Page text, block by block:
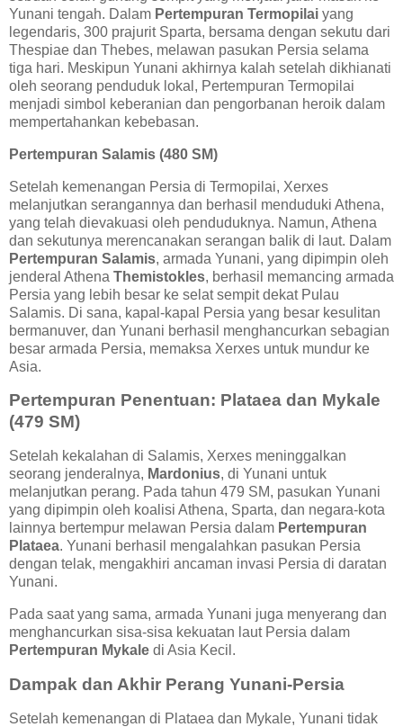
Yunani tengah. Dalam Pertempuran Termopilai yang
legendaris, 300 prajurit Sparta, bersama dengan sekutu dari
Thespiae dan Thebes, melawan pasukan Persia selama
tiga hari. Meskipun Yunani akhirnya kalah setelah dikhianati
oleh seorang penduduk lokal, Pertempuran Termopilai
menjadi simbol keberanian dan pengorbanan heroik dalam
mempertahankan kebebasan.
Pertempuran Salamis (480 SM)
Setelah kemenangan Persia di Termopilai, Xerxes
melanjutkan serangannya dan berhasil menduduki Athena,
yang telah dievakuasi oleh penduduknya. Namun, Athena
dan sekutunya merencanakan serangan balik di laut. Dalam
Pertempuran Salamis, armada Yunani, yang dipimpin oleh
jenderal Athena Themistokles, berhasil memancing armada
Persia yang lebih besar ke selat sempit dekat Pulau
Salamis. Di sana, kapal-kapal Persia yang besar kesulitan
bermanuver, dan Yunani berhasil menghancurkan sebagian
besar armada Persia, memaksa Xerxes untuk mundur ke
Asia.
Pertempuran Penentuan: Plataea dan Mykale
(479 SM)
Setelah kekalahan di Salamis, Xerxes meninggalkan
seorang jenderalnya, Mardonius, di Yunani untuk
melanjutkan perang. Pada tahun 479 SM, pasukan Yunani
yang dipimpin oleh koalisi Athena, Sparta, dan negara-kota
lainnya bertempur melawan Persia dalam Pertempuran
Plataea. Yunani berhasil mengalahkan pasukan Persia
dengan telak, mengakhiri ancaman invasi Persia di daratan
Yunani.
Pada saat yang sama, armada Yunani juga menyerang dan
menghancurkan sisa-sisa kekuatan laut Persia dalam
Pertempuran Mykale di Asia Kecil.
Dampak dan Akhir Perang Yunani-Persia
Setelah kemenangan di Plataea dan Mykale, Yunani tidak